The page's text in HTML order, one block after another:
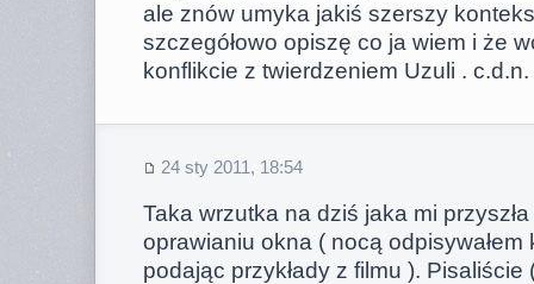
ale znów umyka jakiś szerszy
szczegółowo opiszę co ja wiem i że
konflikcie z twierdzeniem Uzuli . c.d.n.
24 sty 2011, 18:54
Taka wrzutka na dziś jaka mi
oprawianiu okna ( nocą
podając przykłady z filmu ).